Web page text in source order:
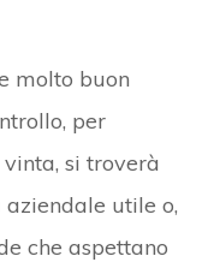
molto buon
per
si troverà
utile o,
che aspettano